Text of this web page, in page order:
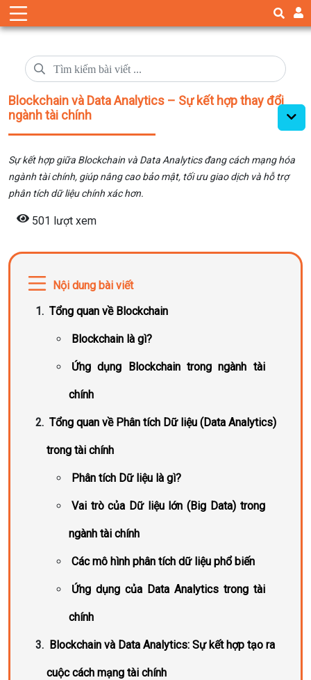
Blockchain và Data Analytics – Sự kết hợp thay đổi
ngành tài chính
Sự kết hợp giữa Blockchain và Data Analytics đang cách mạng hóa
ngành tài chính, giúp nâng cao bảo mật, tối ưu giao dịch và hỗ trợ
phân tích dữ liệu chính xác hơn.
501 lượt xem
Nội dung bài viết
Tổng quan về Blockchain
Blockchain là gì?
Ứng dụng Blockchain trong ngành tài
chính
Tổng quan về Phân tích Dữ liệu (Data Analytics)
trong tài chính
Phân tích Dữ liệu là gì?
Vai trò của Dữ liệu lớn (Big Data) trong
ngành tài chính
Các mô hình phân tích dữ liệu phổ biến
Ứng dụng của Data Analytics trong tài
chính
Blockchain và Data Analytics: Sự kết hợp tạo ra
cuộc cách mạng tài chính